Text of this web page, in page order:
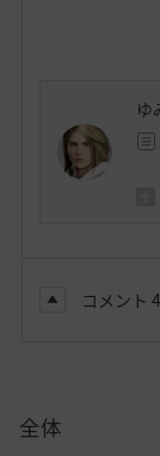
ゆ
コメント 4
全体